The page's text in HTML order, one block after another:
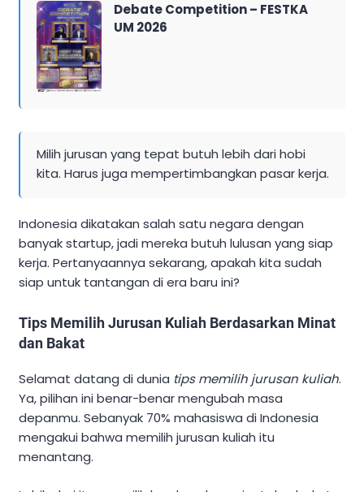
Debate Competition – FESTKA
UM 2026
Milih jurusan yang tepat butuh lebih dari hobi
kita. Harus juga mempertimbangkan pasar kerja.
Indonesia dikatakan salah satu negara dengan
banyak startup, jadi mereka butuh lulusan yang siap
kerja. Pertanyaannya sekarang, apakah kita sudah
siap untuk tantangan di era baru ini?
Tips Memilih Jurusan Kuliah Berdasarkan Minat
dan Bakat
Selamat datang di dunia tips memilih jurusan kuliah.
Ya, pilihan ini benar-benar mengubah masa
depanmu. Sebanyak 70% mahasiswa di Indonesia
mengakui bahwa memilih jurusan kuliah itu
menantang.